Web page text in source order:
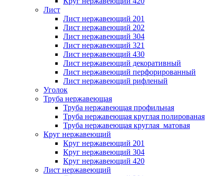
Лист
Лист нержавеющий 201
Лист нержавеющий 202
Лист нержавеющий 304
Лист нержавеющий 321
Лист нержавеющий 430
Лист нержавеющий декоративный
Лист нержавеющий перфорированный
Лист нержавеющий рифленый
Уголок
Труба нержавеющая
Труба нержавеющая профильная
Труба нержавеющая круглая полированая
Труба нержавеющая круглая матовая
Круг нержавеющий
Круг нержавеющий 201
Круг нержавеющий 304
Круг нержавеющий 420
Лист нержавеющий